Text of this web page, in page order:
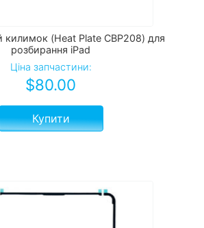
килимок (Heat Plate CBP208) для
розбирання iPad
Ціна запчастини:
$80.00
Купити